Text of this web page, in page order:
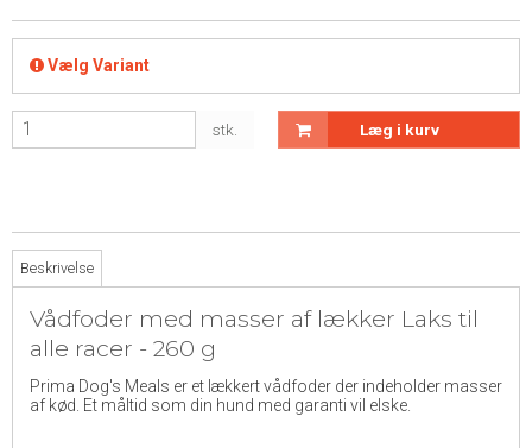
Vælg Variant
stk. Læg i kurv
Beskrivelse
Vådfoder med masser af lækker Laks til
alle racer - 260 g
Prima Dog's Meals er et lækkert vådfoder der indeholder masser
af kød. Et måltid som din hund med garanti vil elske.